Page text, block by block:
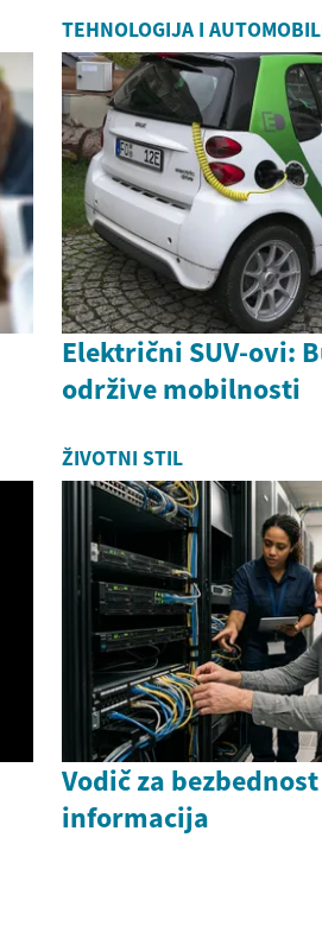
TEHNOLOGIJA I
Električni SUV-ovi:
održive mobilnosti
ŽIVOTNI STIL
Vodič za
informacija